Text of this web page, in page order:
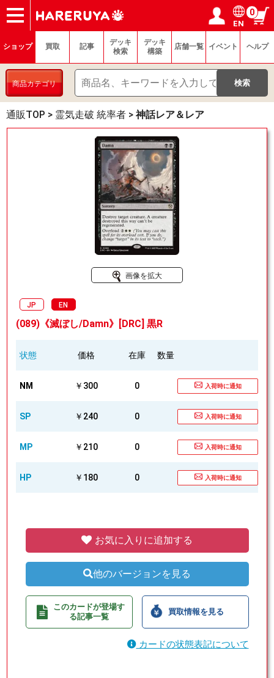
ショップ
買取
記事
デッキ検索
デッキ構築
選手一覧
店舗一覧
イベント
ヘルプ
お問い合わせ ログイン／会員登録
マイページ
EN
0
ショップ 買取 記事
デッキ
検索
デッキ
構築
店舗一覧 イベント ヘルプ
商品カテゴリ
通販TOP > 霊気走破 統率者 > 神話レア＆レア
画像を拡大
JP EN
(089)《滅ぼし/Damn》[DRC] 黒R
状態 価格 在庫 数量
NM ￥300 0 入荷時に通知
SP ￥240 0 入荷時に通知
MP ￥210 0 入荷時に通知
HP ￥180 0 入荷時に通知
お気に入りに追加する
他のバージョンを見る
このカードが登場す
る記事一覧
買取情報を見る
カードの状態表記について